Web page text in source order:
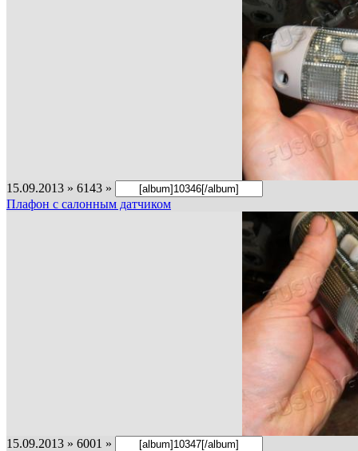
15.09.2013 » 6143 »
Плафон с салонным датчиком
15.09.2013 » 6001 »